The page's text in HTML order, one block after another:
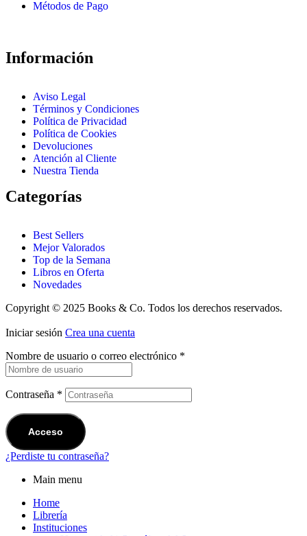
Métodos de Pago
Información
Aviso Legal
Términos y Condiciones
Política de Privacidad
Política de Cookies
Devoluciones
Atención al Cliente
Nuestra Tienda
Categorías
Best Sellers
Mejor Valorados
Top de la Semana
Libros en Oferta
Novedades
Copyright © 2025 Books & Co. Todos los derechos reservados.
Iniciar sesión Crea una cuenta
Nombre de usuario o correo electrónico *
Contraseña *
Acceso
¿Perdiste tu contraseña?
Main menu
Home
Librería
Instituciones